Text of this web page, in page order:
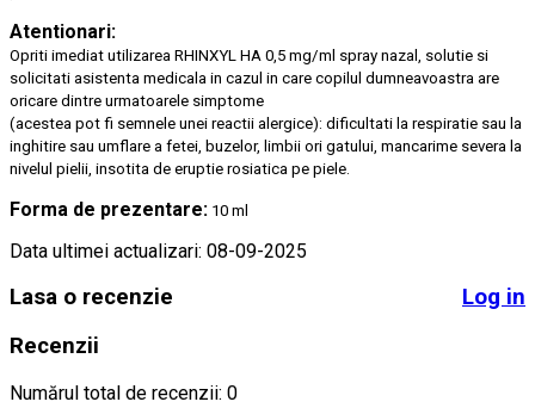
Atentionari:
Opriti imediat utilizarea RHINXYL HA 0,5 mg/ml spray nazal, solutie si
solicitati asistenta medicala in cazul in care copilul dumneavoastra are
oricare dintre urmatoarele simptome
(acestea pot fi semnele unei reactii alergice): dificultati la respiratie sau la
inghitire sau umflare a fetei, buzelor, limbii ori gatului, mancarime severa la
nivelul pielii, insotita de eruptie rosiatica pe piele.
Forma de prezentare: 10 ml
Data ultimei actualizari: 08-09-2025
Lasa o recenzie
Log in
Recenzii
Numărul total de recenzii: 0